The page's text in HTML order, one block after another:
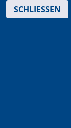
SCHLIESSEN